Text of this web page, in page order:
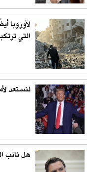
لأوروبا
التي
لنستعد
هل نائب